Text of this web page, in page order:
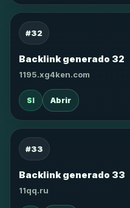
#32
Backlink generado 32
1195.xg4ken.com
SI Abrir
#33
Backlink generado 33
11qq.ru